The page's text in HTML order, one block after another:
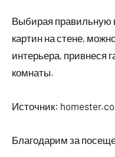
Выбирая правильную
картин на стене,
интерьера, привнеся
комнаты.
Источник:
Благодарим за